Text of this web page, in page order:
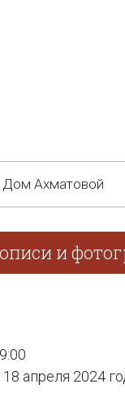
Дом Ахматовой
и
апреля 2024